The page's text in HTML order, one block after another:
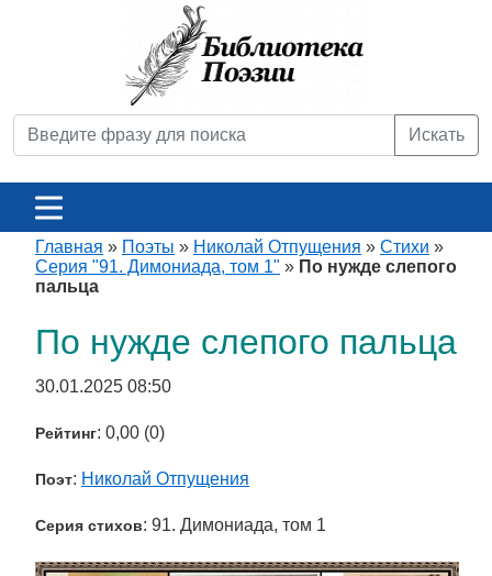
Искать
Главная » Поэты » Николай Отпущения » Стихи »
Серия "91. Димониада, том 1" » По нужде слепого
пальца
По нужде слепого пальца
30.01.2025 08:50
Рейтинг: 0,00 (0)
Поэт: Николай Отпущения
Серия стихов: 91. Димониада, том 1